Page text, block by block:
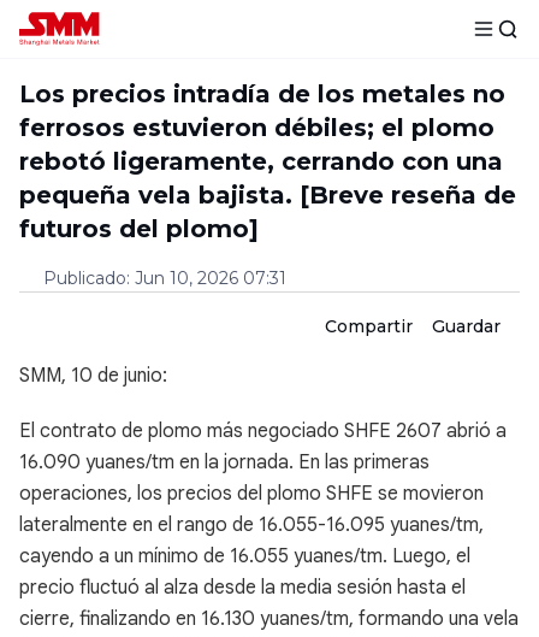
Los precios intradía de los metales no
ferrosos estuvieron débiles; el plomo
rebotó ligeramente, cerrando con una
pequeña vela bajista. [Breve reseña de
futuros del plomo]
Publicado: Jun 10, 2026 07:31
Compartir Guardar
SMM, 10 de junio:
El contrato de plomo más negociado SHFE 2607 abrió a
16.090 yuanes/tm en la jornada. En las primeras
operaciones, los precios del plomo SHFE se movieron
lateralmente en el rango de 16.055-16.095 yuanes/tm,
cayendo a un mínimo de 16.055 yuanes/tm. Luego, el
precio fluctuó al alza desde la media sesión hasta el
cierre, finalizando en 16.130 yuanes/tm, formando una vela